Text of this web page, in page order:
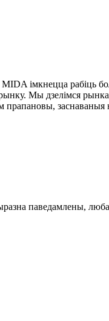
MIDA імкнецца рабіць
Мы дзелімся
прапановы,
паведамлены,